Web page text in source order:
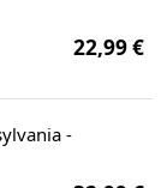
22,99 €
-